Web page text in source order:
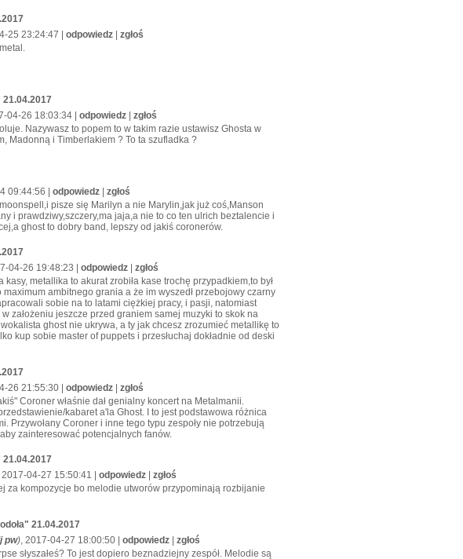
25 23:24:47 | odpowiedz
zgłoś
04-26 18:03:34 | odpowiedz
zgłoś
Nazywasz to popem to w takim razie ustawisz Ghosta w
Madonną i Timberlakiem ? To ta szufladka ?
09:44:56 | odpowiedz
zgłoś
pisze się Marilyn a nie Marylin,jak już coś,Manson
i prawdziwy,szczery,ma jaja,a nie to co ten ulrich beztalencie i
ghost to dobry band, lepszy od jakiś coronerów.
04-26 19:48:23 | odpowiedz
zgłoś
metallika to akurat zrobiła kase trochę przypadkiem,to był
maximum ambitnego grania a że im wyszedł przebojowy czarny
sobie na to latami ciężkiej pracy, i pasji, natomiast
założeniu jeszcze przed graniem samej muzyki to skok na
ghost nie ukrywa, a ty jak chcesz zrozumieć metallikę to
kup sobie master of puppets i przesłuchaj dokładnie od deski
26 21:55:30 | odpowiedz
zgłoś
Coroner właśnie dał genialny koncert na Metalmanii.
kabaret a'la Ghost. I to jest podstawowa różnica
Przywołany Coroner i inne tego typu zespoły nie potrzebują
zainteresować potencjalnych fanów.
04-27 15:50:41 | odpowiedz
zgłoś
za kompozycje bo melodie utworów przypominają rozbijanie
21.04.2017
pw), 2017-04-27 18:00:50 | odpowiedz
zgłoś
słyszałeś? To jest dopiero beznadziejny zespół. Melodie są